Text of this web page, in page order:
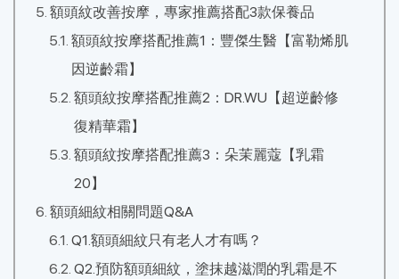
額頭紋改善按摩，專家推薦搭配3款保養品
額頭紋按摩搭配推薦1：豐傑生醫【富勒烯肌
因逆齡霜】
額頭紋按摩搭配推薦2：DR.WU【超逆齡修
復精華霜】
額頭紋按摩搭配推薦3：朵茉麗蔻【乳霜
20】
額頭細紋相關問題Q&A
Q1.額頭細紋只有老人才有嗎？
Q2.預防額頭細紋，塗抹越滋潤的乳霜是不